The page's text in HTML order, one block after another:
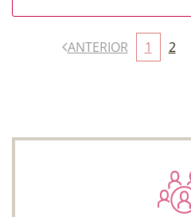
ANTERIOR 1 2